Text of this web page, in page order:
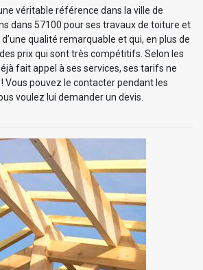
véritable référence dans la ville de
dans 57100 pour ses travaux de toiture et
qualité remarquable et qui, en plus de
prix qui sont très compétitifs. Selon les
fait appel à ses services, ses tarifs ne
Vous pouvez le contacter pendant les
voulez lui demander un devis.